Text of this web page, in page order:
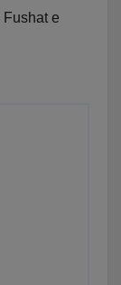
Fushat e